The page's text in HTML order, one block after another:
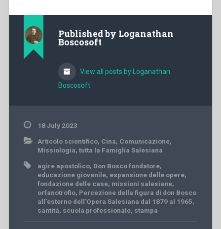
Published by Loganathan
Boscosoft
View all posts by Loganathan
Boscosoft
18 July 2023
Articolo scientifico, Cina, Comunicazione,
Missiologia, tutta la Famiglia Salesiana
agire apostolico, Don Bosco fondatore,
educazione giovanile, espansione delle opere,
fondazione delle case, missioni salesiane,
orfanotrofio, Percezione della figura di don Bosco
all'esterno dell'Opera Salesiana dal 1879 al 1965,
santità, scuola professionale, stampa